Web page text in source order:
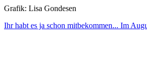
Grafik: Lisa Gondesen
Ihr habt es ja schon mitbekommen... Im